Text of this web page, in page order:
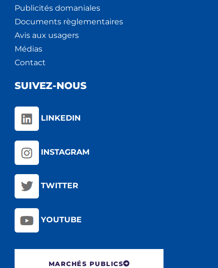
Publicités domaniales
Documents règlementaires
Avis aux usagers
Médias
Contact
SUIVEZ-NOUS
LINKEDIN
INSTAGRAM
TWITTER
YOUTUBE
MARCHÉS PUBLICS